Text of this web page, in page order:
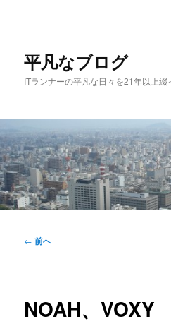
移
動
平凡なブログ
ITランナーの平凡な日々を21年以上綴
投
ー
← 前へ
NOAH、